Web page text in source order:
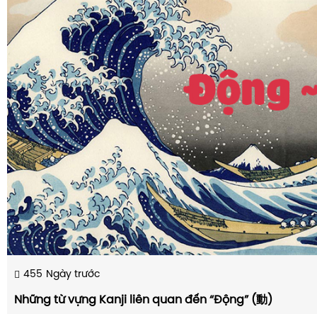
455 Ngày trước
Những từ vựng Kanji liên quan đến “Động” (動)